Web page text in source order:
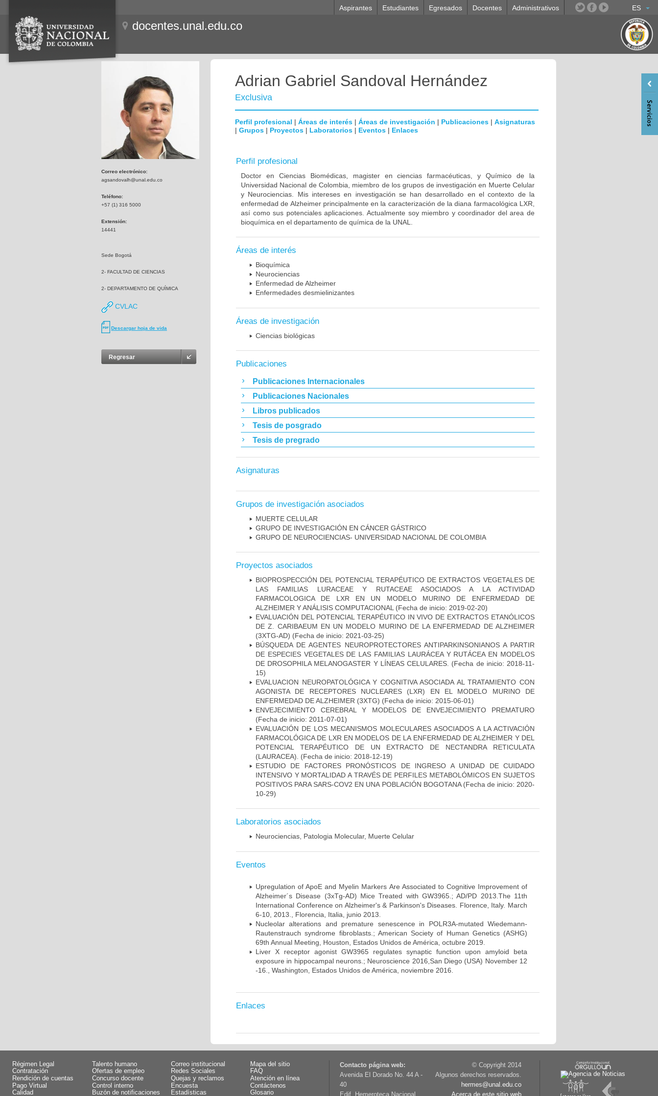
ES
Aspirantes Estudiantes Egresados Docentes Administrativos
docentes.unal.edu.co
Correo electrónico:
agsandovalh@unal.edu.co
Teléfono:
+57 (1) 316 5000
Extensión:
14441
Sede Bogotá
2- FACULTAD DE CIENCIAS
2- DEPARTAMENTO DE QUÍMICA
CVLAC
Descargar hoja de vida
Regresar
Adrian Gabriel Sandoval Hernández
Exclusiva
Perfil profesional | Áreas de interés | Áreas de investigación | Publicaciones | Asignaturas
| Grupos | Proyectos | Laboratorios | Eventos | Enlaces
Perfil profesional
Doctor en Ciencias Biomédicas, magister en ciencias farmacéuticas, y Químico de la
Universidad Nacional de Colombia, miembro de los grupos de investigación en Muerte Celular
y Neurociencias. Mis intereses en investigación se han desarrollado en el contexto de la
enfermedad de Alzheimer principalmente en la caracterización de la diana farmacológica LXR,
así como sus potenciales aplicaciones. Actualmente soy miembro y coordinador del area de
bioquímica en el departamento de química de la UNAL.
Áreas de interés
Bioquímica
Neurociencias
Enfermedad de Alzheimer
Enfermedades desmielinizantes
Áreas de investigación
Ciencias biológicas
Publicaciones
Publicaciones Internacionales
Publicaciones Nacionales
Libros publicados
Tesis de posgrado
Tesis de pregrado
Asignaturas
Grupos de investigación asociados
MUERTE CELULAR
GRUPO DE INVESTIGACIÓN EN CÁNCER GÁSTRICO
GRUPO DE NEUROCIENCIAS- UNIVERSIDAD NACIONAL DE COLOMBIA
Proyectos asociados
BIOPROSPECCIÓN DEL POTENCIAL TERAPÉUTICO DE EXTRACTOS VEGETALES DE
LAS FAMILIAS LURACEAE Y RUTACEAE ASOCIADOS A LA ACTIVIDAD
FARMACOLOGICA DE LXR EN UN MODELO MURINO DE ENFERMEDAD DE
ALZHEIMER Y ANÁLISIS COMPUTACIONAL (Fecha de inicio: 2019-02-20)
EVALUACIÓN DEL POTENCIAL TERAPÉUTICO IN VIVO DE EXTRACTOS ETANÓLICOS
DE Z. CARIBAEUM EN UN MODELO MURINO DE LA ENFERMEDAD DE ALZHEIMER
(3XTG-AD) (Fecha de inicio: 2021-03-25)
BÚSQUEDA DE AGENTES NEUROPROTECTORES ANTIPARKINSONIANOS A PARTIR
DE ESPECIES VEGETALES DE LAS FAMILIAS LAURÁCEA Y RUTÁCEA EN MODELOS
DE DROSOPHILA MELANOGASTER Y LÍNEAS CELULARES.
(Fecha de inicio: 2018-11-
15)
EVALUACION NEUROPATOLÓGICA Y COGNITIVA ASOCIADA AL TRATAMIENTO CON
AGONISTA DE RECEPTORES NUCLEARES (LXR) EN EL MODELO MURINO DE
ENFERMEDAD DE ALZHEIMER (3XTG) (Fecha de inicio: 2015-06-01)
ENVEJECIMIENTO CEREBRAL Y MODELOS DE ENVEJECIMIENTO PREMATURO
(Fecha de inicio: 2011-07-01)
EVALUACIÓN DE LOS MECANISMOS MOLECULARES ASOCIADOS A LA ACTIVACIÓN
FARMACOLÓGICA DE LXR EN MODELOS DE LA ENFERMEDAD DE ALZHEIMER Y DEL
POTENCIAL TERAPÉUTICO DE UN EXTRACTO DE NECTANDRA RETICULATA
(LAURACEA).
(Fecha de inicio: 2018-12-19)
ESTUDIO DE FACTORES PRONÓSTICOS DE INGRESO A UNIDAD DE CUIDADO
INTENSIVO Y MORTALIDAD A TRAVÉS DE PERFILES METABOLÓMICOS EN SUJETOS
POSITIVOS PARA SARS-COV2 EN UNA POBLACIÓN BOGOTANA(Fecha de inicio: 2020-
10-29)
Laboratorios asociados
Neurociencias, Patologia Molecular, Muerte Celular
Eventos
Upregulation of ApoE and Myelin Markers Are Associated to Cognitive Improvement of
Alzheimer´s Disease (3xTg-AD) Mice Treated with GW3965.; AD/PD 2013.The 11th
International Conference on Alzheimer's & Parkinson's Diseases. Florence, Italy. March
6-10, 2013., Florencia, Italia, junio 2013.
Nucleolar alterations and premature senescence in POLR3A-mutated Wiedemann-
Rautenstrauch syndrome fibroblasts.; American Society of Human Genetics (ASHG)
69th Annual Meeting, Houston, Estados Unidos de América, octubre 2019.
Liver X receptor agonist GW3965 regulates synaptic function upon amyloid beta
exposure in hippocampal neurons.; Neuroscience 2016,San Diego (USA) November 12
-16., Washington, Estados Unidos de América, noviembre 2016.
Enlaces
Régimen Legal
Talento humano
Contratación
Ofertas de empleo
Rendición de cuentas
Concurso docente
Pago Virtual
Control interno
Calidad
Buzón de notificaciones
Correo institucional
Mapa del sitio
Redes Sociales
FAQ
Quejas y reclamos
Atención en línea
Encuesta
Contáctenos
Estadísticas
Glosario
Contacto página web:
Avenida El Dorado No. 44 A -
40
Edif. Hemeroteca Nacional
© Copyright 2014
Algunos derechos reservados.
hermes@unal.edu.co
Acerca de este sitio web